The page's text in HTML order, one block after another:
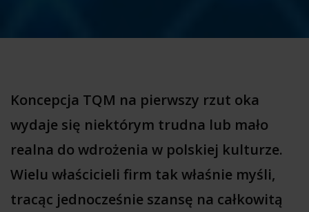
Koncepcja TQM na pierwszy rzut oka
wydaje się niektórym trudna lub mało
realna do wdrożenia w polskiej kulturze.
Wielu właścicieli firm tak właśnie myśli,
tracąc jednocześnie szansę na całkowitą